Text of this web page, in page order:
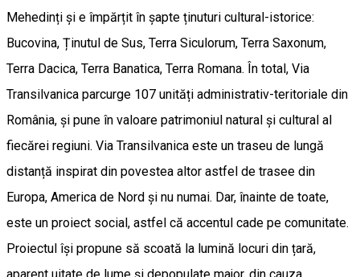
Mehedinți și e împărțit în șapte ținuturi cultural-istorice:
Bucovina, Ținutul de Sus, Terra Siculorum, Terra Saxonum,
Terra Dacica, Terra Banatica, Terra Romana. În total, Via
Transilvanica parcurge 107 unități administrativ-teritoriale din
România, și pune în valoare patrimoniul natural și cultural al
fiecărei regiuni. Via Transilvanica este un traseu de lungă
distanță inspirat din povestea altor astfel de trasee din
Europa, America de Nord și nu numai. Dar, înainte de toate,
este un proiect social, astfel că accentul cade pe comunitate.
Proiectul își propune să scoată la lumină locuri din țară,